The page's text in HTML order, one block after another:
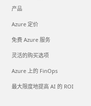
产品
Azure 定价
免费 Azure 服务
灵活的购买选项
Azure 上的 FinOps
最大限度地提高 AI 的 ROI